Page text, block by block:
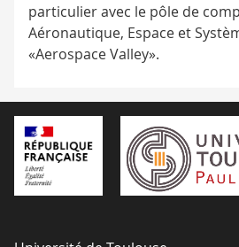
particulier avec le pôle de
Aéronautique, Espace et
«Aerospace Valley».